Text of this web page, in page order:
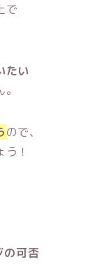
で
たい
ので、
！
の可否